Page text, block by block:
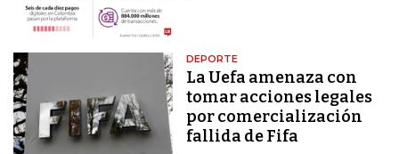
DEPORTE
La Uefa amenaza con
tomar acciones legales
por comercialización
fallida de Fifa